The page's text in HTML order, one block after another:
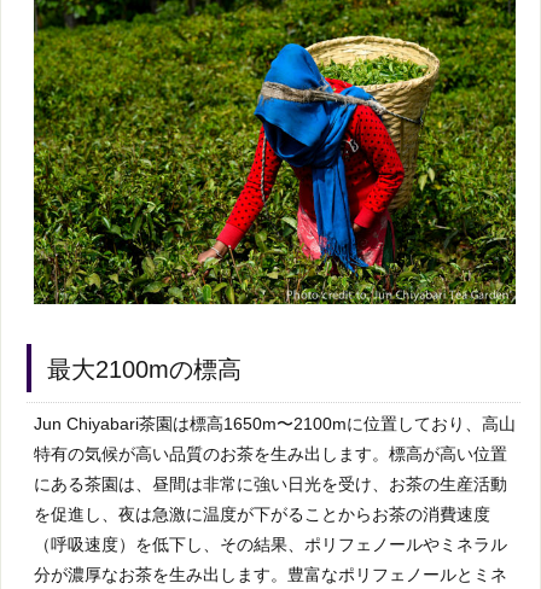
最大2100mの標高
Jun Chiyabari茶園は標高1650m〜2100mに位置しており、高山
特有の気候が高い品質のお茶を生み出します。標高が高い位置
にある茶園は、昼間は非常に強い日光を受け、お茶の生産活動
を促進し、夜は急激に温度が下がることからお茶の消費速度
（呼吸速度）を低下し、その結果、ポリフェノールやミネラル
分が濃厚なお茶を生み出します。豊富なポリフェノールとミネ